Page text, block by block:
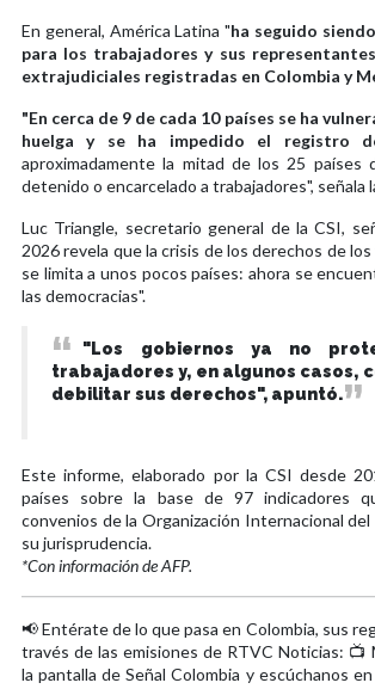
En general, América Latina "ha seguido
para los trabajadores y sus
extrajudiciales registradas en Colombia y
"En cerca de 9 de cada 10 países se ha
huelga y se ha impedido el registro
aproximadamente la mitad de los 25 países
detenido o encarcelado a trabajadores", señala
Luc Triangle, secretario general de la CSI,
2026 revela que la crisis de los derechos de
se limita a unos pocos países: ahora se
las democracias".
"Los gobiernos ya no
trabajadores y, en algunos casos,
debilitar sus derechos", apuntó.
Este informe, elaborado por la CSI desde
países sobre la base de 97 indicadores
convenios de la Organización Internacional
su jurisprudencia.
*Con información de AFP.
📢 Entérate de lo que pasa en Colombia, sus
través de las emisiones de RTVC Noticias: 📺
la pantalla de Señal Colombia y escúchanos